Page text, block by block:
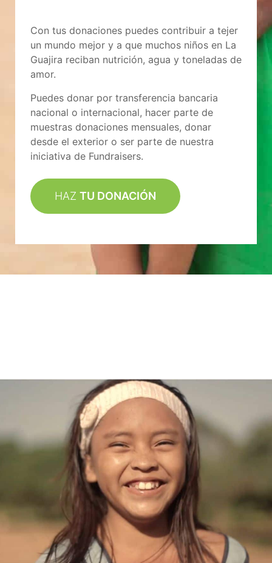
Con tus donaciones puedes contribuir a tejer
un mundo mejor y a que muchos niños en La
Guajira reciban nutrición, agua y toneladas de
amor.
Puedes donar por transferencia bancaria
nacional o internacional, hacer parte de
muestras donaciones mensuales, donar
desde el exterior o ser parte de nuestra
iniciativa de Fundraisers.
HAZ TU DONACIÓN